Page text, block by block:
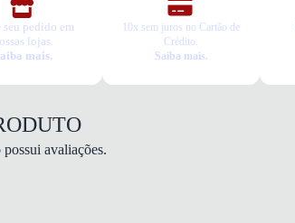
conforto e elegância
Confeccionada emmaterial sintético
durabilidade para o uso cotidiano. O
fechamento em zíper
bolsos
adiciona um detalhe sofisticado ao
interno em material sintético assegura
seu pedido em
lojas.
mais.
10x sem juros no Cartão de
Crédito.
Saiba mais.
avaliações.